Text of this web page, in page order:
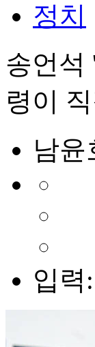
정치
송언
령이
남윤
입력